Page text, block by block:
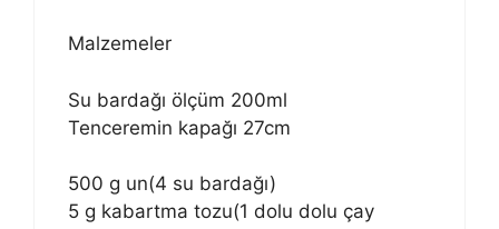
Malzemeler
Su bardağı ölçüm 200ml
Tenceremin kapağı 27cm
500 g un(4 su bardağı)
5 g kabartma tozu(1 dolu dolu çay